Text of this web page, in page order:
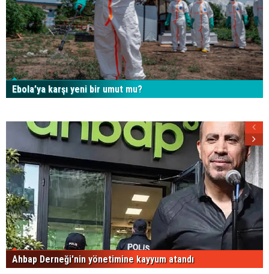
Ebola’ya karşı yeni bir umut mu?
Ahbap Derneği'nin yönetimine kayyum atandı